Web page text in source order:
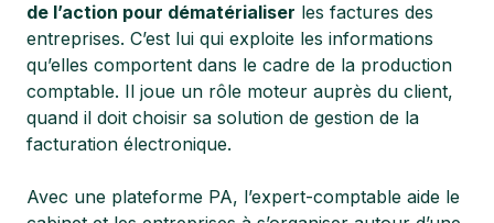
de l’action pour dématérialiser les factures des
entreprises. C’est lui qui exploite les informations
qu’elles comportent dans le cadre de la production
comptable. Il joue un rôle moteur auprès du client,
quand il doit choisir sa solution de gestion de la
facturation électronique.
Avec une plateforme PA, l’expert-comptable aide le